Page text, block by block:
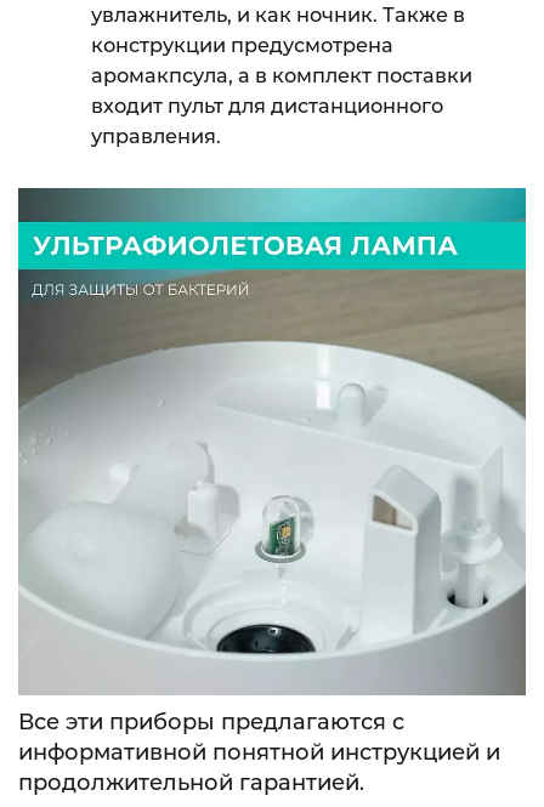
увлажнитель, и как ночник. Также в
конструкции предусмотрена
аромакпсула, а в комплект поставки
входит пульт для дистанционного
управления.
Все эти приборы предлагаются с
информативной понятной инструкцией и
продолжительной гарантией.